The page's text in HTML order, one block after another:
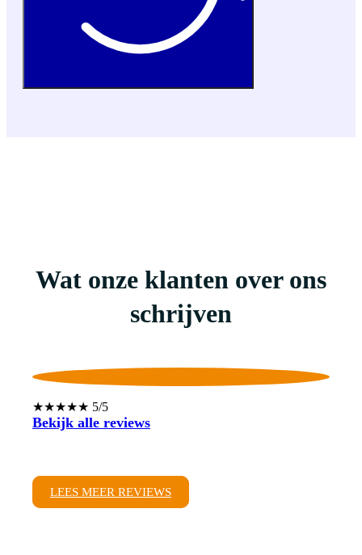
Wat onze klanten over ons
schrijven
★★★★★ 5/5
Bekijk alle reviews
LEES MEER REVIEWS